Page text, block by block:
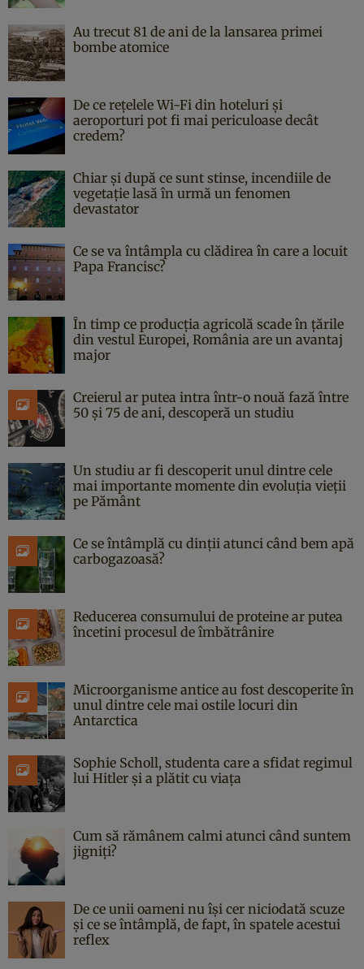
Au trecut 81 de ani de la lansarea primei
bombe atomice
De ce rețelele Wi-Fi din hoteluri și
aeroporturi pot fi mai periculoase decât
credem?
Chiar și după ce sunt stinse, incendiile de
vegetație lasă în urmă un fenomen
devastator
Ce se va întâmpla cu clădirea în care a locuit
Papa Francisc?
În timp ce producția agricolă scade în țările
din vestul Europei, România are un avantaj
major
Creierul ar putea intra într-o nouă fază între
50 și 75 de ani, descoperă un studiu
Un studiu ar fi descoperit unul dintre cele
mai importante momente din evoluția vieții
pe Pământ
Ce se întâmplă cu dinții atunci când bem apă
carbogazoasă?
Reducerea consumului de proteine ar putea
încetini procesul de îmbătrânire
Microorganisme antice au fost descoperite în
unul dintre cele mai ostile locuri din
Antarctica
Sophie Scholl, studenta care a sfidat regimul
lui Hitler și a plătit cu viața
Cum să rămânem calmi atunci când suntem
jigniți?
De ce unii oameni nu își cer niciodată scuze
și ce se întâmplă, de fapt, în spatele acestui
reflex